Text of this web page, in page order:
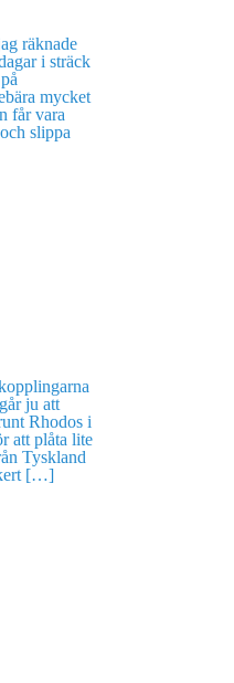
räknade
i sträck
mycket
får vara
slippa
ju att
Rhodos i
att plåta lite
Tyskland
[…]